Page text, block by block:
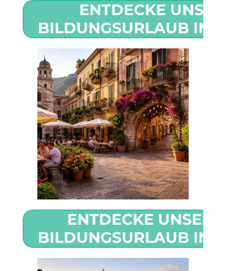
ENTDECKE
BILDUNGSURLAUB IN
ENTDECKE
BILDUNGSURLAUB IN